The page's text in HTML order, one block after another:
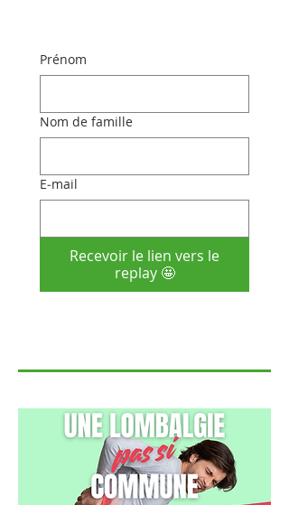
Prénom
Nom de famille
E‑mail
Recevoir le lien vers le
replay 🤩